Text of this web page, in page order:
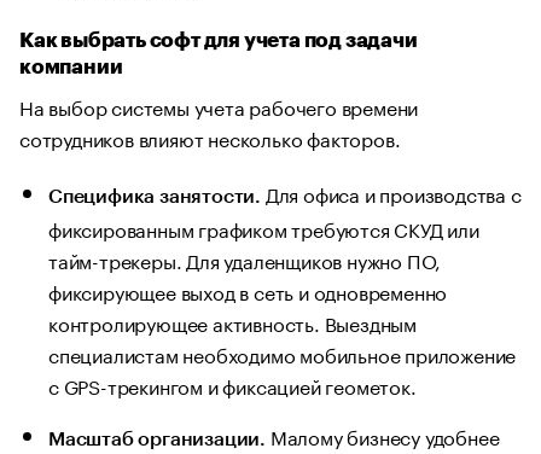
Как выбрать софт для учета под задачи
компании
На выбор системы учета рабочего времени
сотрудников влияют несколько факторов.
Специфика занятости. Для офиса и производства с
фиксированным графиком требуются СКУД или
тайм-трекеры. Для удаленщиков нужно ПО,
фиксирующее выход в сеть и одновременно
контролирующее активность. Выездным
специалистам необходимо мобильное приложение
с GPS-трекингом и фиксацией геометок.
Масштаб организации. Малому бизнесу удобнее